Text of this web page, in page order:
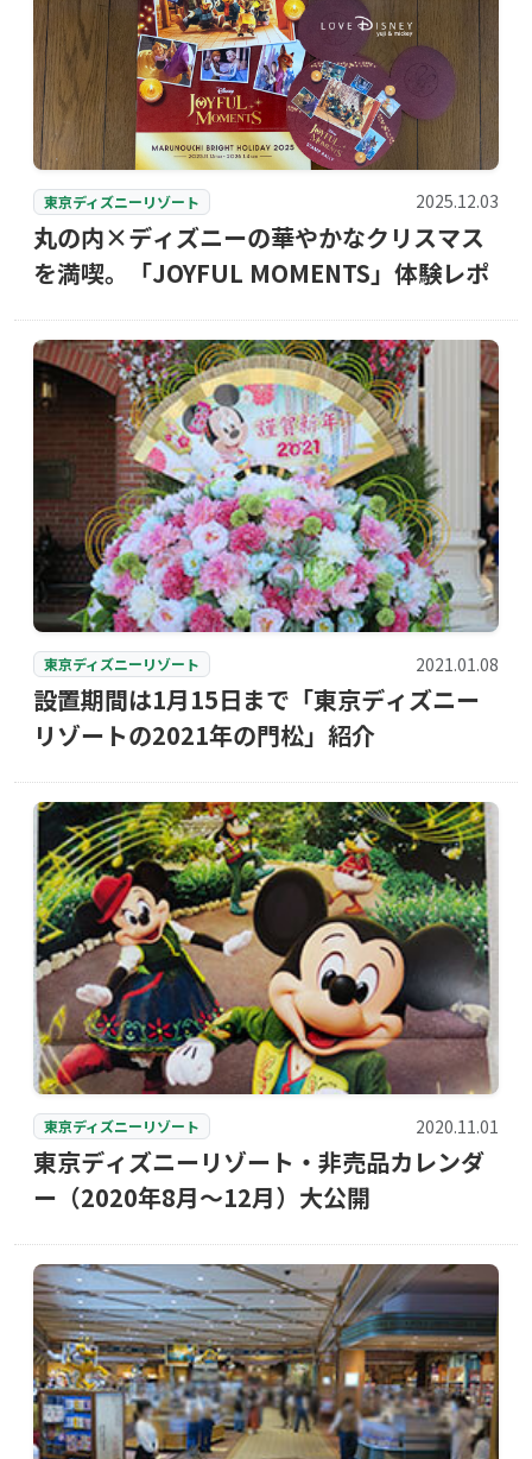
東京ディズニーリゾート 2025.12.03
丸の内×ディズニーの華やかなクリスマス
を満喫。「JOYFUL MOMENTS」体験レポ
東京ディズニーリゾート 2021.01.08
設置期間は1月15日まで「東京ディズニー
リゾートの2021年の門松」紹介
東京ディズニーリゾート 2020.11.01
東京ディズニーリゾート・非売品カレンダ
ー（2020年8月〜12月）大公開